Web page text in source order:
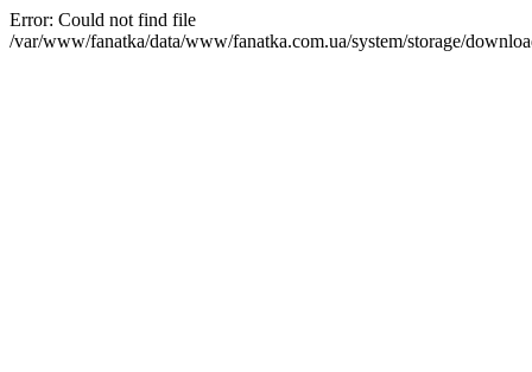
Error: Could not find file
/var/www/fanatka/data/www/fanatka.com.ua/system/storage/